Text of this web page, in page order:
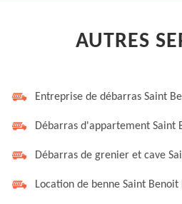
AUTRES
Entreprise de débarras Saint
Débarras d'appartement Saint
Débarras de grenier et cave
Location de benne Saint Benoit